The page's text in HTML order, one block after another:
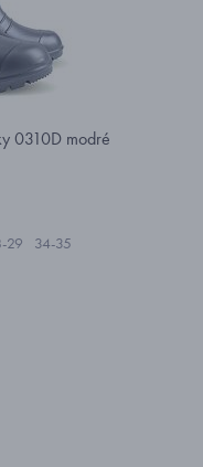
0310D modré
29 34-35